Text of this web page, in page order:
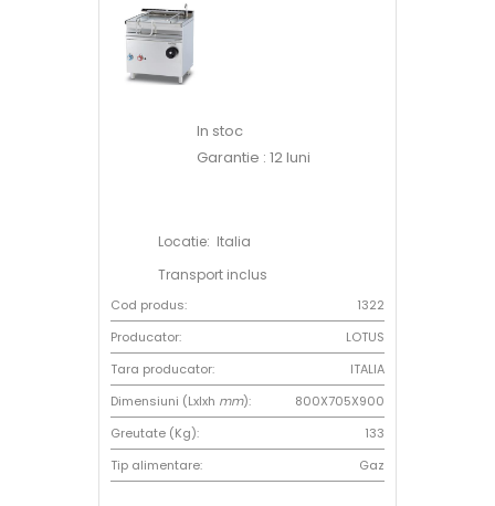
In stoc
Garantie : 12 luni
Locatie: Italia
Transport inclus
Cod produs:
1322
Producator:
LOTUS
Tara producator:
ITALIA
Dimensiuni (Lxlxh mm):
800X705X900
Greutate (Kg):
133
Tip alimentare:
Gaz